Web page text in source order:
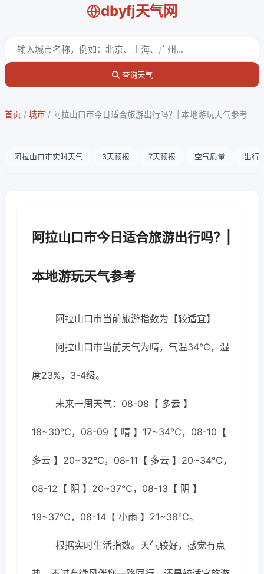
dbyfj天气网
查询天气
首页 / 城市 / 阿拉山口市今日适合旅游出行吗？| 本地游玩天气参考
阿拉山口市实时天气 3天预报 7天预报 空气质量 出行
阿拉山口市今日适合旅游出行吗？|
本地游玩天气参考
阿拉山口市当前旅游指数为【较适宜】
阿拉山口市当前天气为晴，气温34℃，湿
度23%，3-4级。
未来一周天气：08-08【 多云 】
18~30℃，08-09【 晴 】17~34℃，08-10【
多云 】20~32℃，08-11【 多云 】20~34℃，
08-12【 阴 】20~37℃，08-13【 阴 】
19~37℃，08-14【 小雨 】21~38℃。
根据实时生活指数。天气较好，感觉有点